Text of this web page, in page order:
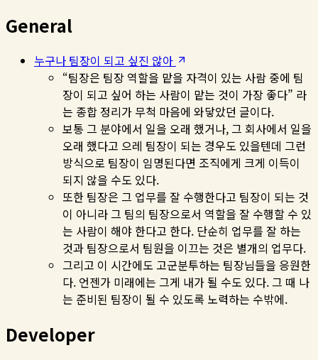
General
누구나 팀장이 되고 싶진 않아
“팀장은 팀장 역할을 맡을 자격이 있는 사람 중에 팀
장이 되고 싶어 하는 사람이 맡는 것이 가장 좋다” 라
는 종합 정리가 무척 마음에 와닿았던 글이다.
보통 그 분야에서 일을 오래 했거나, 그 회사에서 일을
오래 했다고 으레 팀장이 되는 경우도 있을텐데 그런
방식으로 팀장이 임명된다면 조직에게 크게 이득이
되지 않을 수도 있다.
또한 팀장은 그 업무를 잘 수행한다고 팀장이 되는 것
이 아니라 그 팀의 팀장으로서 역할을 잘 수행할 수 있
는 사람이 해야 한다고 한다. 단순히 업무를 잘 하는
것과 팀장으로서 팀원을 이끄는 것은 별개의 업무다.
그리고 이 시간에도 고군분투하는 팀장님들을 응원한
다. 언젠가 미래에는 그게 내가 될 수도 있다. 그 때 나
는 준비된 팀장이 될 수 있도록 노력하는 수밖에.
Developer